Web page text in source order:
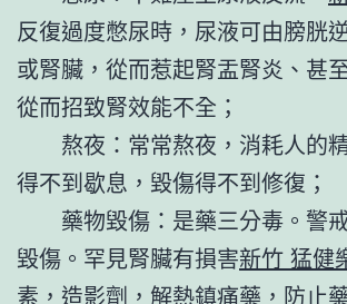
反復過度憋尿時，尿液可由膀胱
或腎臟，從而惹起腎盂腎炎、甚
從而招致腎效能不全；
熬夜：常常熬夜，消耗人的
得不到歇息，毀傷得不到修復；
藥物毀傷：是藥三分毒。警
毀傷。罕見腎臟有損害新竹 猛健
素，造影劑，解熱鎮痛藥，防止